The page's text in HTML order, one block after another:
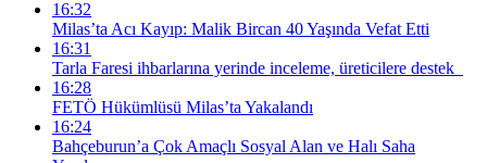
16:32
Milas’ta Acı Kayıp: Malik Bircan 40 Yaşında Vefat Etti
16:31
Tarla Faresi ihbarlarına yerinde inceleme, üreticilere destek
16:28
FETÖ Hükümlüsü Milas’ta Yakalandı
16:24
Bahçeburun’a Çok Amaçlı Sosyal Alan ve Halı Saha